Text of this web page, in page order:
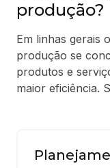
produção?
Em linhas gerais
produção se
produtos e
maior eficiência.